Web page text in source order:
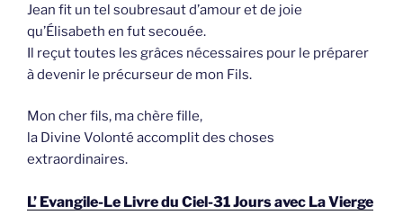
Jean fit un tel soubresaut d’amour et de joie
qu’Élisabeth en fut secouée.
Il reçut toutes les grâces nécessaires pour le préparer
à devenir le précurseur de mon Fils.
Mon cher fils, ma chère fille,
la Divine Volonté accomplit des choses
extraordinaires.
L’ Evangile-Le Livre du Ciel-31 Jours avec La Vierge